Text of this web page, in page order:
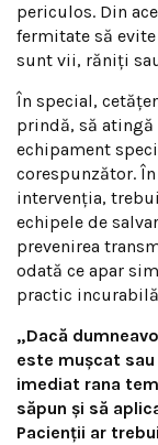
periculos. Din
fermitate să
sunt vii, răniți
În special,
prindă, să
echipament
corespunzător.
intervenția,
echipele de
prevenirea
odată ce apar
practic
„Dacă
este mușcat
imediat rana
săpun și să
Pacienții ar